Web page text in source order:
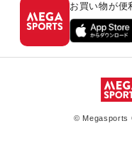
お買い物が便
© Megasports